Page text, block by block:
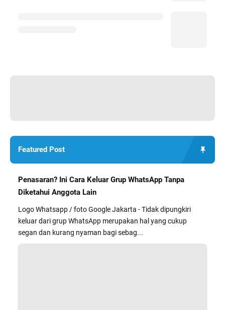
Featured Post
Penasaran? Ini Cara Keluar Grup WhatsApp Tanpa
Diketahui Anggota Lain
Logo Whatsapp / foto Google Jakarta - Tidak dipungkiri
keluar dari grup WhatsApp merupakan hal yang cukup
segan dan kurang nyaman bagi sebag...